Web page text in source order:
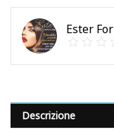
Ester
Descrizione